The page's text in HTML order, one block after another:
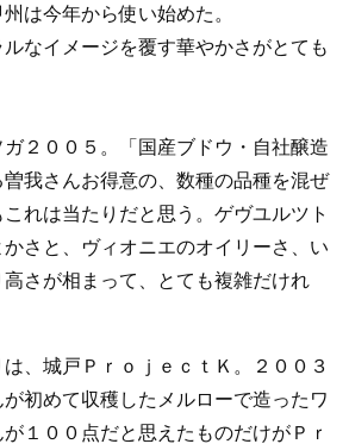
は今年から使い始めた。
ルなイメージを覆す華やかさがとても
ガ２００５。「国産ブドウ・自社醸造
曽我さんお得意の、数種の品種を混ぜ
れは当たりだと思う。ゲヴユルツト
さと、ヴィオニエのオイリーさ、い
高さが相まって、とても複雑だけれ
、城戸ＰｒｏｊｅｃｔＫ。２００３
初めて収穫したメルローで造ったワ
１００点だと思えたものだけがＰｒ